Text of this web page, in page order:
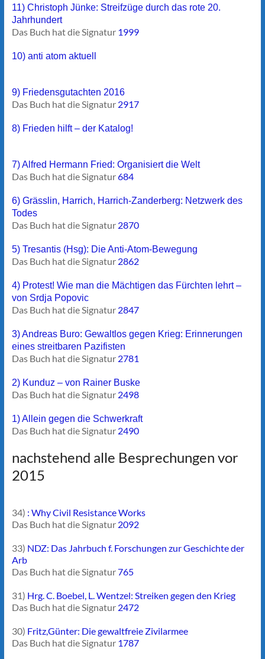
11) Christoph Jünke: Streifzüge durch das rote 20.
Jahrhundert
Das Buch hat die Signatur 1999
10) anti atom aktuell
9) Friedensgutachten 2016
Das Buch hat die Signatur 2917
8) Frieden hilft – der Katalog!
7) Alfred Hermann Fried: Organisiert die Welt
Das Buch hat die Signatur684
6) Grässlin, Harrich, Harrich-Zanderberg: Netzwerk des
Todes
Das Buch hat die Signatur 2870
5) Tresantis (Hsg): Die Anti-Atom-Bewegung
Das Buch hat die Signatur 2862
4) Protest! Wie man die Mächtigen das Fürchten lehrt –
von Srdja Popovic
Das Buch hat die Signatur 2847
3) Andreas Buro: Gewaltlos gegen Krieg: Erinnerungen
eines streitbaren Pazifisten
Das Buch hat die Signatur 2781
2) Kunduz – von Rainer Buske
Das Buch hat die Signatur 2498
1) Allein gegen die Schwerkraft
Das Buch hat die Signatur 2490
nachstehend alle Besprechungen vor
2015
34) : Why Civil Resistance Works
Das Buch hat die Signatur 2092
33) NDZ: Das Jahrbuch f. Forschungen zur Geschichte der
Arb
Das Buch hat die Signatur765
31) Hrg. C. Boebel, L. Wentzel: Streiken gegen den Krieg
Das Buch hat die Signatur 2472
30) Fritz,Günter: Die gewaltfreie Zivilarmee
Das Buch hat die Signatur 1787